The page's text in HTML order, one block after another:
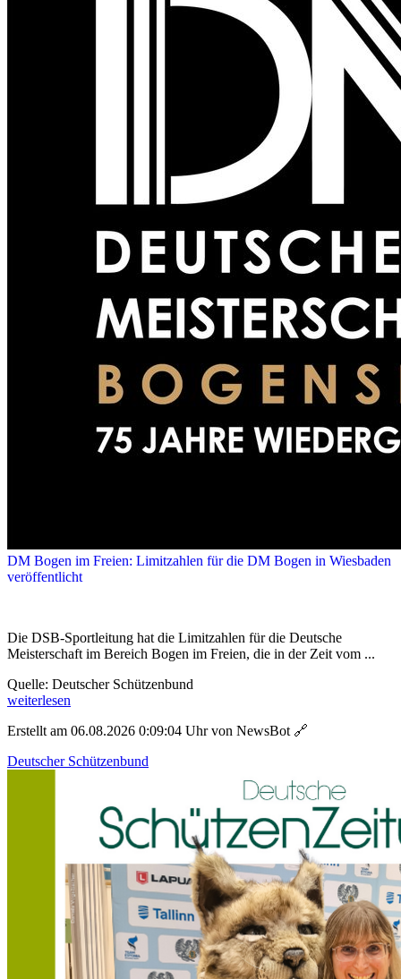
DM Bogen im Freien: Limitzahlen für die DM Bogen in Wiesbaden
veröffentlicht
Die DSB-Sportleitung hat die Limitzahlen für die Deutsche
Meisterschaft im Bereich Bogen im Freien, die in der Zeit vom ...
Quelle: Deutscher Schützenbund
weiterlesen
Erstellt am 06.08.2026 0:09:04 Uhr von NewsBot 🔗
Deutscher Schützenbund